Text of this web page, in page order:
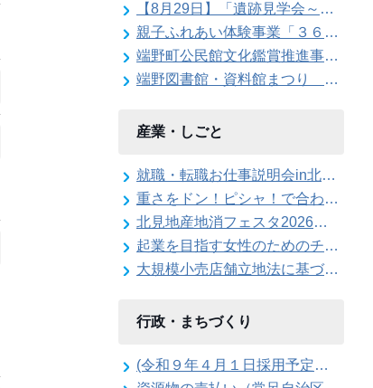
【8月29日】「遺跡見学会～東京大学の遺跡発掘現場を特別公開」参加者を募集します
親子ふれあい体験事業「３６０度の大パノラマ！親子で仁頃登山」の参加者募集のお知らせ
端野町公民館文化鑑賞推進事業「石田泰尚ヴァイオリンリサイタル」を開催します
端野図書館・資料館まつり ボランティアスタッフ大募集！
産業・しごと
就職・転職お仕事説明会in北見を開催します
重さをドン！ピシャ！で合わせろ てんびんゲ～ムの参加者を募集します（北見地産地消フェスタ2026）
北見地産地消フェスタ2026のステージイベント出演者を募集します
起業を目指す女性のためのチャレンジショップを開催します！
大規模小売店舗立地法に基づく届出書の縦覧を行っています
行政・まちづくり
(令和９年４月１日採用予定）北見市職員採用候補者試験（Ａ日程）第１次試験合格発表